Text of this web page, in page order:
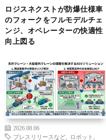
ロジスネクストが防爆仕様車
のフォークをフルモデルチェ
ンジ、オペレーターの快適性
向上図る
2026.08.06
プレスリリースなど
ロボット